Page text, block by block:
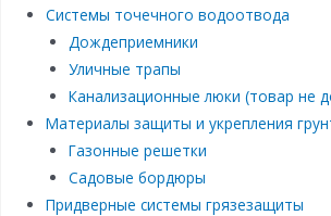
Системы точечного водоотвода
Дождеприемники
Уличные трапы
Канализационные люки (товар не
Материалы защиты и укрепления
Газонные решетки
Садовые бордюры
Придверные системы грязезащиты